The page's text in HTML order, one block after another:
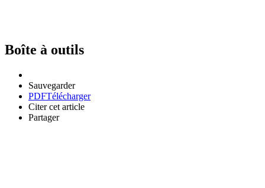
Boîte à outils
Sauvegarder
PDFTélécharger
Citer cet article
Partager